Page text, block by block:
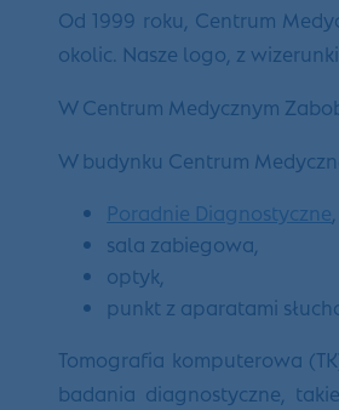
Od 1999 roku, Centrum
okolic. Nasze logo, z
W Centrum Medycznym
W budynku Centrum
Poradnie Diagnostyczne
sala zabiegowa,
optyk,
punkt z aparatami
Tomografia komputerowa
badania diagnostyczne,